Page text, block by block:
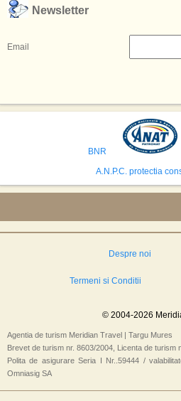
,,Credem ca exista sanse mari sa
multe'', a declarat Michael R.
Resorts, citat de Gulf News. Potrivit
decisiv pentru reali zarea proiectului.
Printre celelalte tari care concureaza
se numara Australia, Brazilia, China,
avea cele mai mari sanse de a castiga
preconizeaza ca va deveni a doua cea
isi bazeaza oferta pe infrastructura
Newsletter
Email
BNR
A.N.P.C. protectia
Despre noi
Termeni si Conditii
© 2004-2026
Agentia de turism Meridian Travel | Targu Mures
Brevet de turism nr. 8603/2004, Licenta de turism
Polita de asigurare Seria I Nr..59444 /
Omniasig SA